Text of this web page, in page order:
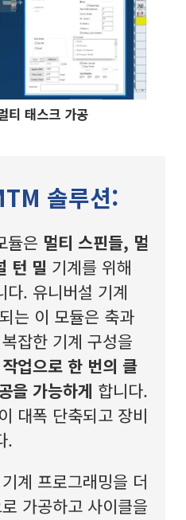
티 태스크 가공
솔루션:
듈은 멀티 스핀들, 멀
턴 밀 기계를 위해
다. 유니버설 기계
는 이 모듈은 축과
잡한 기계 구성을
업으로 한 번의 클
을 가능하게 합니다.
대폭 단축되고 장비
.
계 프로그래밍을 더
가공하고 사이클을